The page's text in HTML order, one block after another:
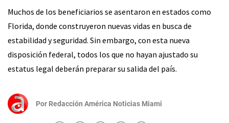
Muchos de los beneficiarios se asentaron en estados como
Florida, donde construyeron nuevas vidas en busca de
estabilidad y seguridad. Sin embargo, con esta nueva
disposición federal, todos los que no hayan ajustado su
estatus legal deberán preparar su salida del país.
Por Redacción América Noticias Miami